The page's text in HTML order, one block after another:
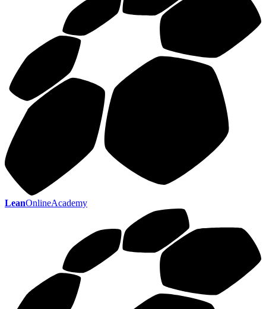
LeanOnlineAcademy